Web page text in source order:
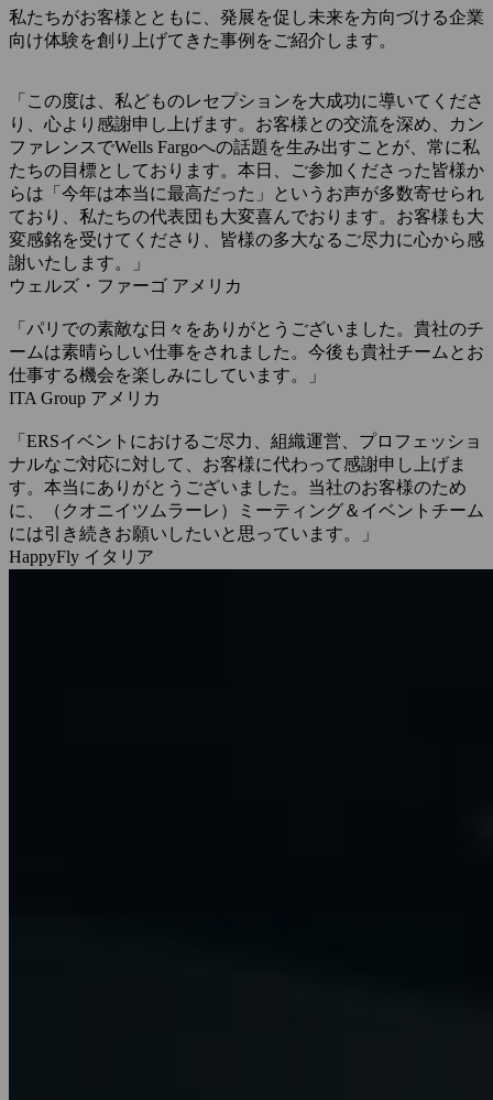
私たちがお客様とともに、発展を促し未来を方向づける企業
向け体験を創り上げてきた事例をご紹介します。
「この度は、私どものレセプションを大成功に導いてくださ
り、心より感謝申し上げます。お客様との交流を深め、カン
ファレンスでWells Fargoへの話題を生み出すことが、常に私
たちの目標としております。本日、ご参加くださった皆様か
らは「今年は本当に最高だった」というお声が多数寄せられ
ており、私たちの代表団も大変喜んでおります。お客様も大
変感銘を受けてくださり、皆様の多大なるご尽力に心から感
謝いたします。」
ウェルズ・ファーゴ アメリカ
「パリでの素敵な日々をありがとうございました。貴社のチ
ームは素晴らしい仕事をされました。今後も貴社チームとお
仕事する機会を楽しみにしています。」
ITA Group アメリカ
「ERSイベントにおけるご尽力、組織運営、プロフェッショ
ナルなご対応に対して、お客様に代わって感謝申し上げま
す。本当にありがとうございました。当社のお客様のため
に、（クオニイツムラーレ）ミーティング＆イベントチーム
には引き続きお願いしたいと思っています。」
HappyFly イタリア